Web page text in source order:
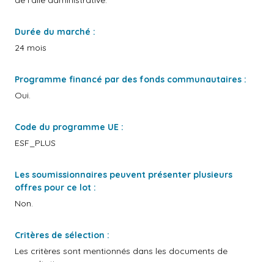
Durée du marché :
24 mois
Programme financé par des fonds communautaires :
Oui.
Code du programme UE :
ESF_PLUS
Les soumissionnaires peuvent présenter plusieurs
offres pour ce lot :
Non.
Critères de sélection :
Les critères sont mentionnés dans les documents de